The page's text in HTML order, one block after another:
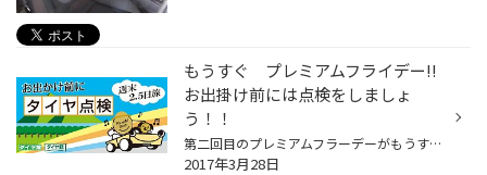
もうすぐ プレミアムフライデー!!
お出掛け前には点検をしましょ
う！！
第二回目のプレミアムフラーデーがもうすぐやってきます！！ いつも平日だと間に合わないけど、プレミアムフライデーならお店にいける！！というかたが多いのではないでしょうか？ 土日はどこも混雑しますよね～ 平日に愛車の点検しちゃいましょう！！ お待ちしております！
2017年3月28日